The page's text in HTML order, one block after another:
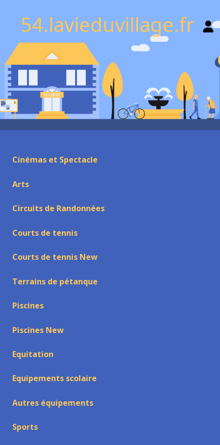
54.lavieduvillage.fr
Cinémas et Spectacle
Arts
Circuits de Randonnées
Courts de tennis
Courts de tennis New
Terrains de pétanque
Piscines
Piscines New
Equitation
Equipements scolaire
Autres équipements
Sports